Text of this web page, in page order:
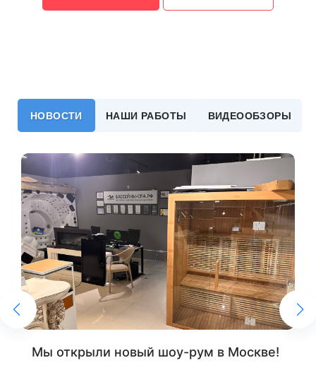
НОВОСТИ НАШИ РАБОТЫ ВИДЕООБЗОРЫ
Мы открыли новый шоу-рум в Москве!